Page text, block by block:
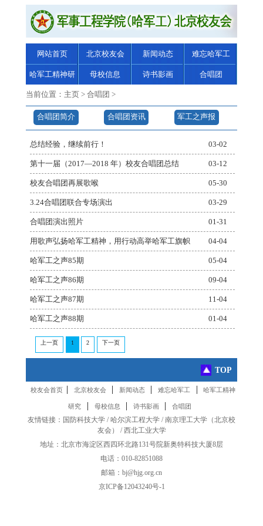
网站首页 北京校友会 新闻动态 难忘哈军工
哈军工精神研
究
母校信息 诗书影画 合唱团
当前位置： 主页 > 合唱团 >
合唱团简介 合唱团资讯
军工之声报
纸
总结经验，继续前行！
03-02
第十一届（2017—2018 年）校友合唱团总结 03-12
校友合唱团再展歌喉 05-30
3.24合唱团联合专场演出 03-29
合唱团演出照片 01-31
用歌声弘扬哈军工精神，用行动高举哈军工旗帜 04-04
哈军工之声85期 05-04
哈军工之声86期 09-04
哈军工之声87期 11-04
哈军工之声88期 01-04
上一页 1 2 下一页
TOP
校友会首页 | 北京校友会 | 新闻动态 | 难忘哈军工 | 哈军工精神
研究 | 母校信息 | 诗书影画 | 合唱团
友情链接： 国防科技大学 /哈尔滨工程大学 /南京理工大学 （北京校
友会） /西北工业大学
地址：北京市海淀区西四环北路131号院新奥特科技大厦8层
电话：010-82851088
邮箱：bj@hjg.org.cn
京ICP备12043240号-1